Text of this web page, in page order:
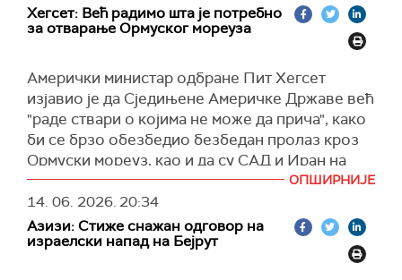
"Овај терористички злочин није само јасно
кршење националног суверенитета и
грубо кршење споразума о прекиду ватре.
Очигледно је да ће одговорност за опасне
последице подметања пожара ционистичког
режима по регионални мир и безбедност бити
на Сједињеним Државама и ционистичком
режиму", наводи се у саопштењу које преноси
агенцијаИрна.
Додаје се да је Иран одлучан да предузме све
неопходне мере како би остварио право на
Хегсет: Већ радимо шта је потребно
за отварање Ормуског мореуза
Амерички министар одбране Пит Хегсет
изјавио је да Сједињене Америчке Државе већ
"раде ствари о којима не може да прича", како
би се брзо обезбедио безбедан пролаз кроз
Ормуски мореуз, као и да су САД и Иран на
добром путу да потпишу меморандум о
разумевању.
"Већ радимо ствари о којима не могу да
причам у оквиру овог програма, како бисмо
ОПШИРНИЈЕ
14. 06. 2026.20:34
Азизи: Стиже снажан одговор на
израелски напад на Бејрут